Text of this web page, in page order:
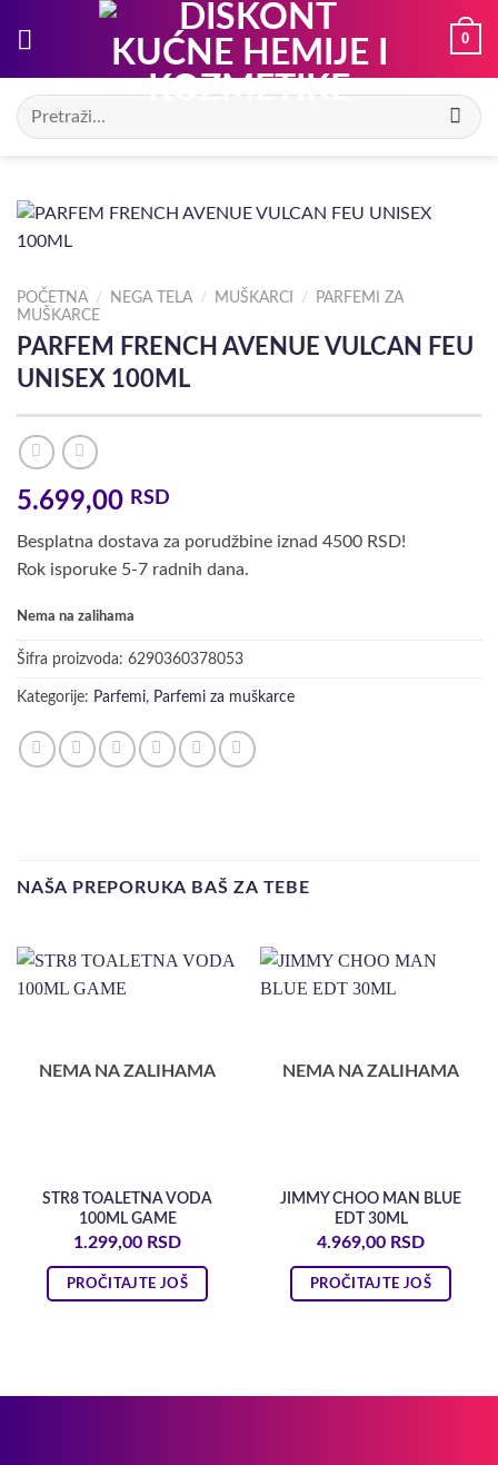
0
Pretraga
za:
POČETNA / NEGA TELA / MUŠKARCI /
PARFEMI ZA
MUŠKARCE
PARFEM FRENCH AVENUE VULCAN FEU
UNISEX 100ML
5.699,00 RSD
Besplatna dostava za porudžbine iznad 4500 RSD!
Rok isporuke 5-7 radnih dana.
Nema na zalihama
Šifra proizvoda: 6290360378053
Kategorije: Parfemi, Parfemi za muškarce
NAŠA PREPORUKA BAŠ ZA TEBE
NEMA NA ZALIHAMA
STR8 TOALETNA VODA
100ML GAME
1.299,00 RSD
PROČITAJTE JOŠ
NEMA NA ZALIHAMA
JIMMY CHOO MAN BLUE
EDT 30ML
4.969,00 RSD
PROČITAJTE JOŠ